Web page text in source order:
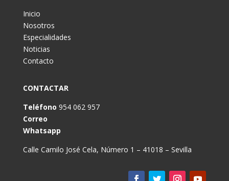
Inicio
Nosotros
Especialidades
Noticias
Contacto
CONTACTAR
Teléfono 954 062 957
Correo
Whatsapp
Calle Camilo José Cela, Número 1 – 41018 – Sevilla